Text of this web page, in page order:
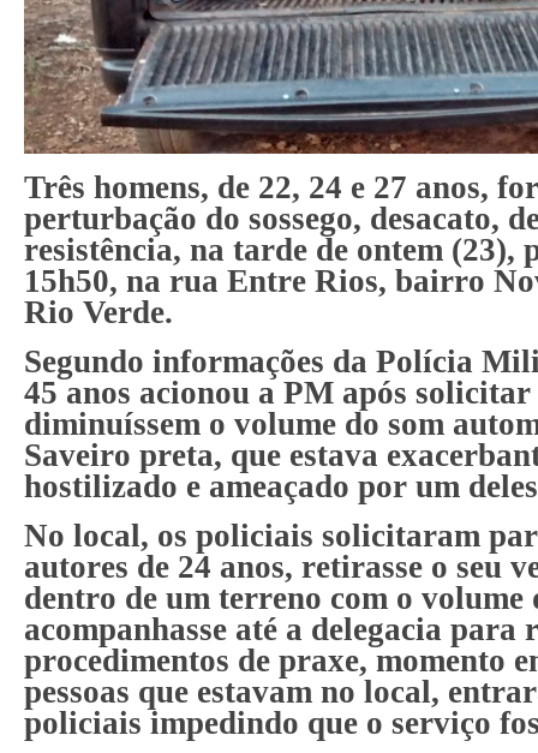
Três homens, de 22, 24 e 27 anos,
perturbação do sossego, desacato,
resistência, na tarde de ontem (23),
15h50, na rua Entre Rios, bairro
Rio Verde.
Segundo informações da Polícia
45 anos acionou a PM após solicitar
diminuíssem o volume do som
Saveiro preta, que estava
hostilizado e ameaçado por um
No local, os policiais solicitaram
autores de 24 anos, retirasse o seu
dentro de um terreno com o volume
acompanhasse até a delegacia para
procedimentos de praxe, momento
pessoas que estavam no local,
policiais impedindo que o serviço